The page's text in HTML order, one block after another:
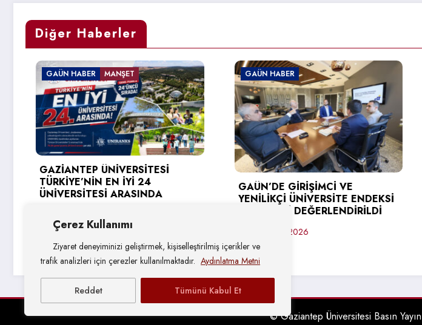
Çerez Kullanımı
Ziyaret deneyiminizi geliştirmek, kişiselleştirilmiş içerikler ve
trafik analizleri için çerezler kullanılmaktadır. Aydınlatma Metni
Reddet Tümünü Kabul Et
Diğer Haberler
MANŞET
ÜNİVERSİTESİ
EN İYİ 24
ARASINDA
GAÜN HABER
GAÜN’DE GİRİŞİMCİ VE
YENİLİKÇİ ÜNİVERSİTE ENDEKSİ
GAÜN HABER
REKTÖR
DESTEĞİ ALAN
KAYA UĞUR’U
© Gaziantep Üniversitesi Basın